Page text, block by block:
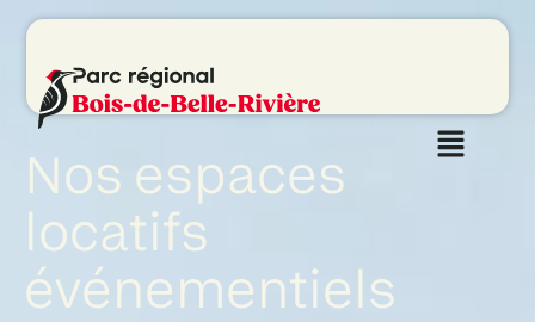
Nos espaces
locatifs
événementiels